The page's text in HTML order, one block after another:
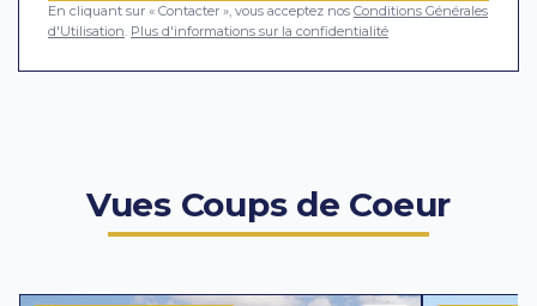
En cliquant sur « Contacter », vous acceptez nos Conditions Générales
d'Utilisation Plus d'informations sur la confidentialité
Vues Coups de Coeur